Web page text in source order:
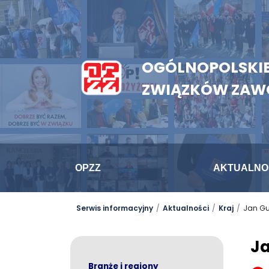
ZWIĄZKÓW
OPZZ
Serwis informacyjny Aktualności Kraj Jan
Branże i regiony